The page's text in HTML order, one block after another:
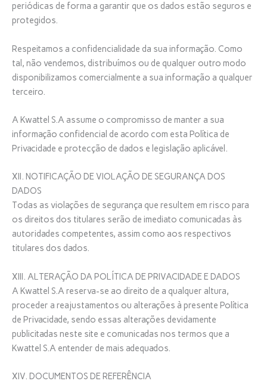
periódicas de forma a garantir que os dados estão seguros e
protegidos.
Respeitamos a confidencialidade da sua informação. Como
tal, não vendemos, distribuímos ou de qualquer outro modo
disponibilizamos comercialmente a sua informação a qualquer
terceiro.
A Kwattel S.A assume o compromisso de manter a sua
informação confidencial de acordo com esta Política de
Privacidade e protecção de dados e legislação aplicável.
XII. NOTIFICAÇÃO DE VIOLAÇÃO DE SEGURANÇA DOS
DADOS
Todas as violações de segurança que resultem em risco para
os direitos dos titulares serão de imediato comunicadas às
autoridades competentes, assim como aos respectivos
titulares dos dados.
XIII. ALTERAÇÃO DA POLÍTICA DE PRIVACIDADE E DADOS
A Kwattel S.A reserva-se ao direito de a qualquer altura,
proceder a reajustamentos ou alterações à presente Política
de Privacidade, sendo essas alterações devidamente
publicitadas neste site e comunicadas nos termos que a
Kwattel S.A entender de mais adequados.
XIV. DOCUMENTOS DE REFERÊNCIA